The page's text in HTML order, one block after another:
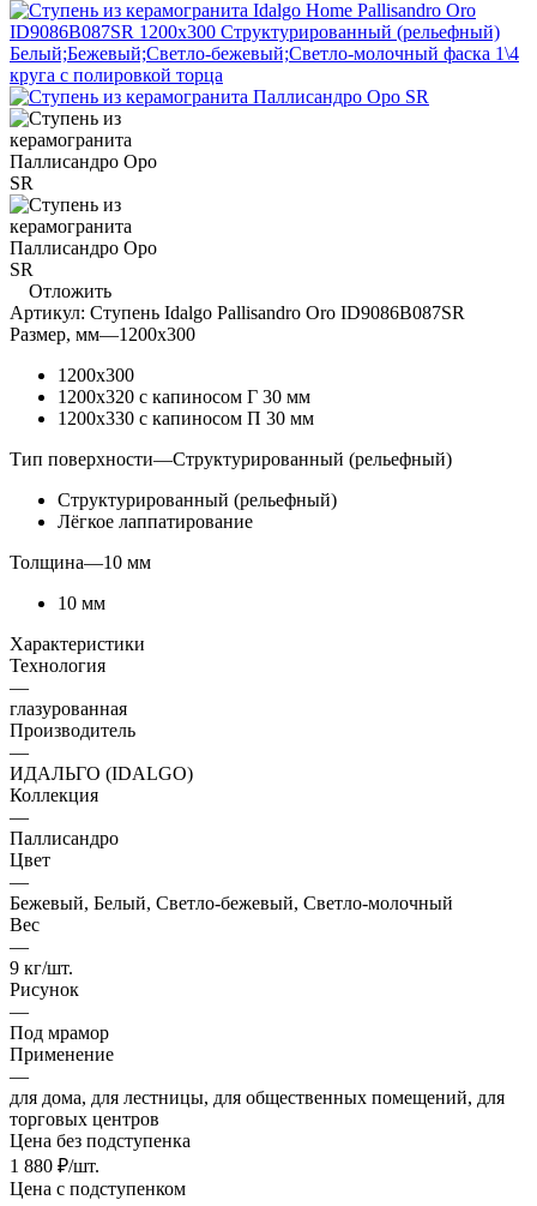
Отложить
Артикул: Ступень Idalgo Pallisandro Oro ID9086B087SR
Размер, мм—1200x300
1200x300
1200x320 с капиносом Г 30 мм
1200x330 с капиносом П 30 мм
Тип поверхности—Структурированный (рельефный)
Структурированный (рельефный)
Лёгкое лаппатирование
Толщина—10 мм
10 мм
Характеристики
Технология
—
глазурованная
Производитель
—
ИДАЛЬГО (IDALGO)
Коллекция
—
Паллисандро
Цвет
—
Бежевый, Белый, Светло-бежевый, Светло-молочный
Вес
—
9 кг/шт.
Рисунок
—
Под мрамор
Применение
—
для дома, для лестницы, для общественных помещений, для
торговых центров
Цена без подступенка
1 880 ₽/шт.
Цена с подступенком